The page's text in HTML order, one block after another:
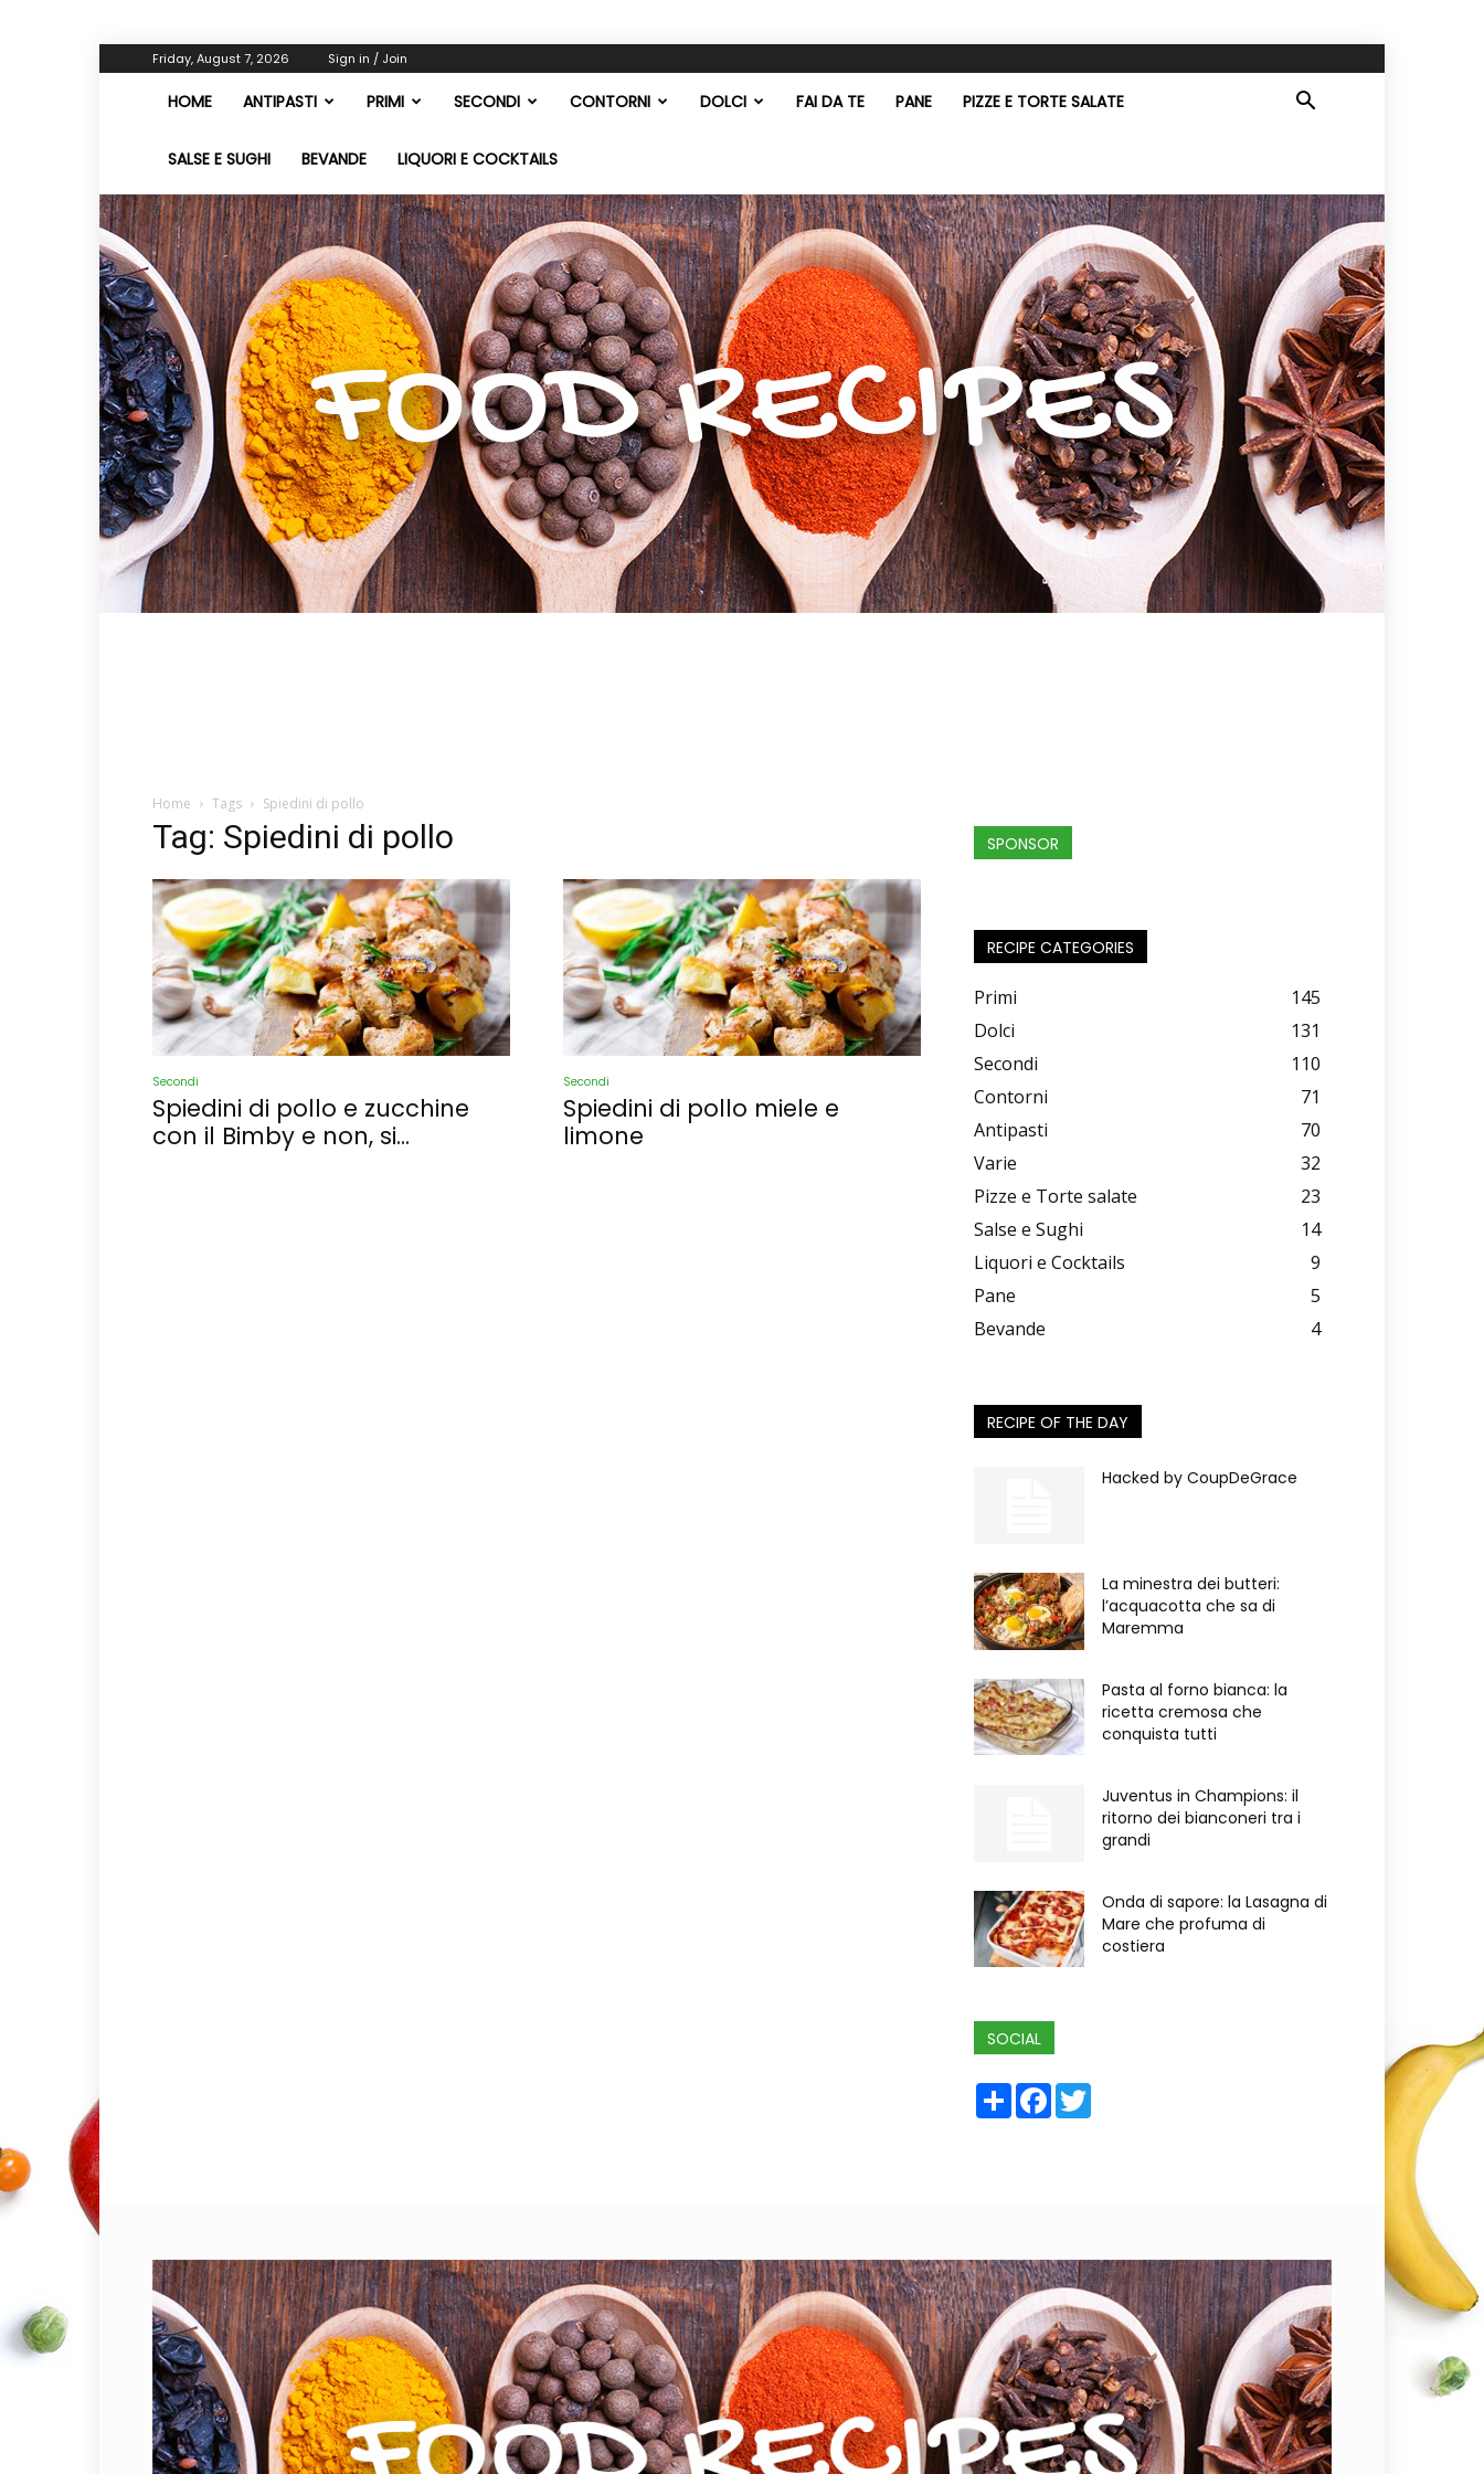
Friday, August 7, 2026 Sign in / Join
HOME ANTIPASTI PRIMI SECONDI CONTORNI DOLCI FAI DA TE PANE PIZZE E TORTE SALATE
SALSE E SUGHI BEVANDE LIQUORI E COCKTAILS
Profumi
e
Home Tags Spiedini di pollo
Tag: Spiedini di pollo
Secondi
Spiedini di pollo e zucchine
con il Bimby e non, si...
Secondi
Spiedini di pollo miele e
limone
SPONSOR
RECIPE CATEGORIES
Primi
145
Dolci
131
Secondi
110
Contorni
71
Antipasti
70
Varie
32
Pizze e Torte salate
23
Salse e Sughi
14
Liquori e Cocktails
9
Pane
5
Bevande
4
RECIPE OF THE DAY
Hacked by CoupDeGrace
La minestra dei butteri:
l’acquacotta che sa di
Maremma
Pasta al forno bianca: la
ricetta cremosa che
conquista tutti
Juventus in Champions: il
ritorno dei bianconeri tra i
grandi
Onda di sapore: la Lasagna di
Mare che profuma di
costiera
SOCIAL
ShareFacebook